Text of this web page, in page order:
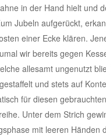
in der Hand hielt und
Jubeln aufgerückt,
einer Ecke klären.
wir bereits gegen
allesamt ungenutzt
und stets auf
für diesen
Unter dem Strich
mit leeren